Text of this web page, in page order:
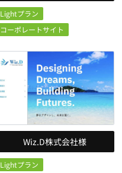
Lightプラン
コーポレートサイト
Wiz.D株式会社様
Lightプラン